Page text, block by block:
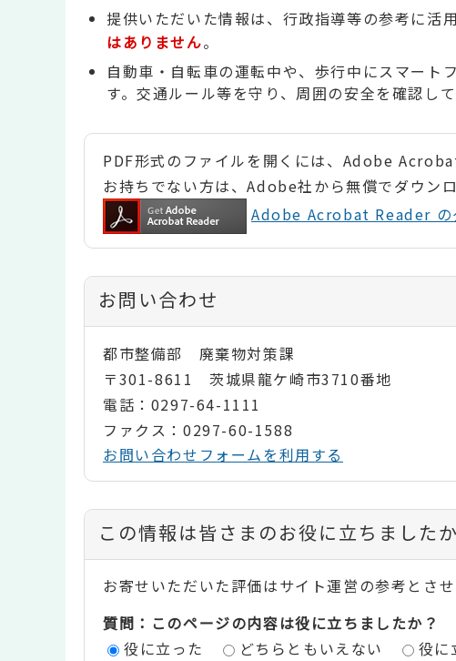
提供いただいた情報は、行政指導等の参考に活
はありません。
自動車・自転車の運転中や、歩行中にスマート
す。交通ルール等を守り、周囲の安全を確認し
PDF形式のファイルを開くには、Adobe
お持ちでない方は、Adobe社から無償でダウンロ
Adobe Acrobat Reader の
お問い合わせ
都市整備部 廃棄物対策課
〒301-8611 茨城県龍ケ崎市3710番地
電話：0297-64-1111
ファクス：0297-60-1588
お問い合わせフォームを利用する
コ
ン
テ
ン
この情報は皆さまのお役に立ちました
お寄せいただいた評価はサイト運営の参考とさせ
質問：このページの内容は役に立ちましたか？
役に立った
どちらともいえない
役に